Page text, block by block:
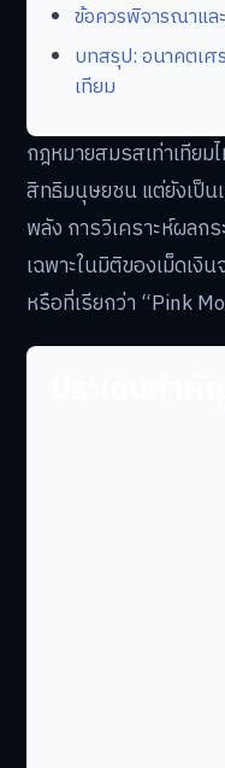
ข้อควรพิจารณาแล
บทสรุป: อนาคตเ
เทียม
กฎหมายสมรสเท่าเทีย
สิทธิมนุษยชน แต่ยังเป็
พลัง การวิเคราะห์ผลก
เฉพาะในมิติของเม็ดเงิ
หรือที่เรียกว่า “Pink